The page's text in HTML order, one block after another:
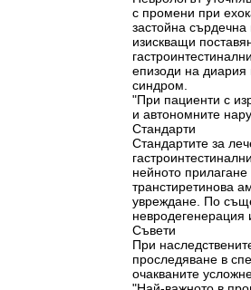
с промени при
застойна
изискващи
епизоди на диария
синдром.
"При пациенти с
и автономните
Стандарти
Стандартите за
нейното
транстиретинова
увреждане. По
невродегенерация
Съвети
При
проследяване в
очакваните